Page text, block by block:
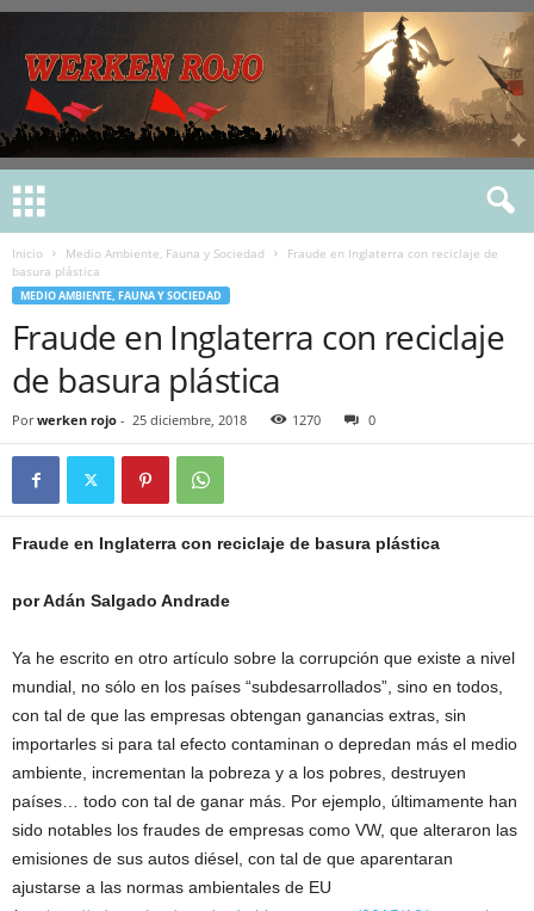
Inicio Medio Ambiente, Fauna y Sociedad
Fraude en Inglaterra con reciclaje de
basura plástica
MEDIO AMBIENTE, FAUNA Y SOCIEDAD
Fraude en Inglaterra con reciclaje
de basura plástica
Por werken rojo - 25 diciembre, 2018 1270 0
Fraude en Inglaterra con reciclaje de basura plástica
por Adán Salgado Andrade
Ya he escrito en otro artículo sobre la corrupción que existe a nivel
mundial, no sólo en los países “subdesarrollados”, sino en todos,
con tal de que las empresas obtengan ganancias extras, sin
importarles si para tal efecto contaminan o depredan más el medio
ambiente, incrementan la pobreza y a los pobres, destruyen
países… todo con tal de ganar más. Por ejemplo, últimamente han
sido notables los fraudes de empresas como VW, que alteraron las
emisiones de sus autos diésel, con tal de que aparentaran
ajustarse a las normas ambientales de EU